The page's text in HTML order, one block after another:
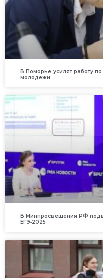
В Поморье усилят работу
молодежи
В Минпросвещения РФ
ЕГЭ‑2025